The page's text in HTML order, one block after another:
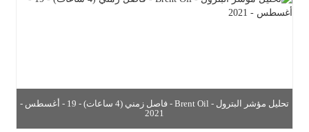
تحليل مؤشر البترول - Brent Oil - فاصل زمني (4 ساعات) - 19 - أغسطس -
2021